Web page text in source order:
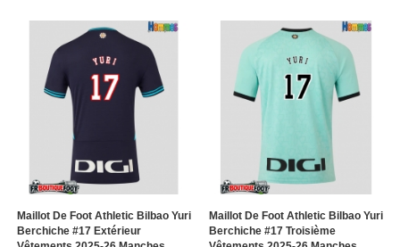
Maillot De Foot Athletic Bilbao Yuri
Berchiche #17 Extérieur
Maillot De Foot Athletic Bilbao Yuri
Berchiche #17 Troisième